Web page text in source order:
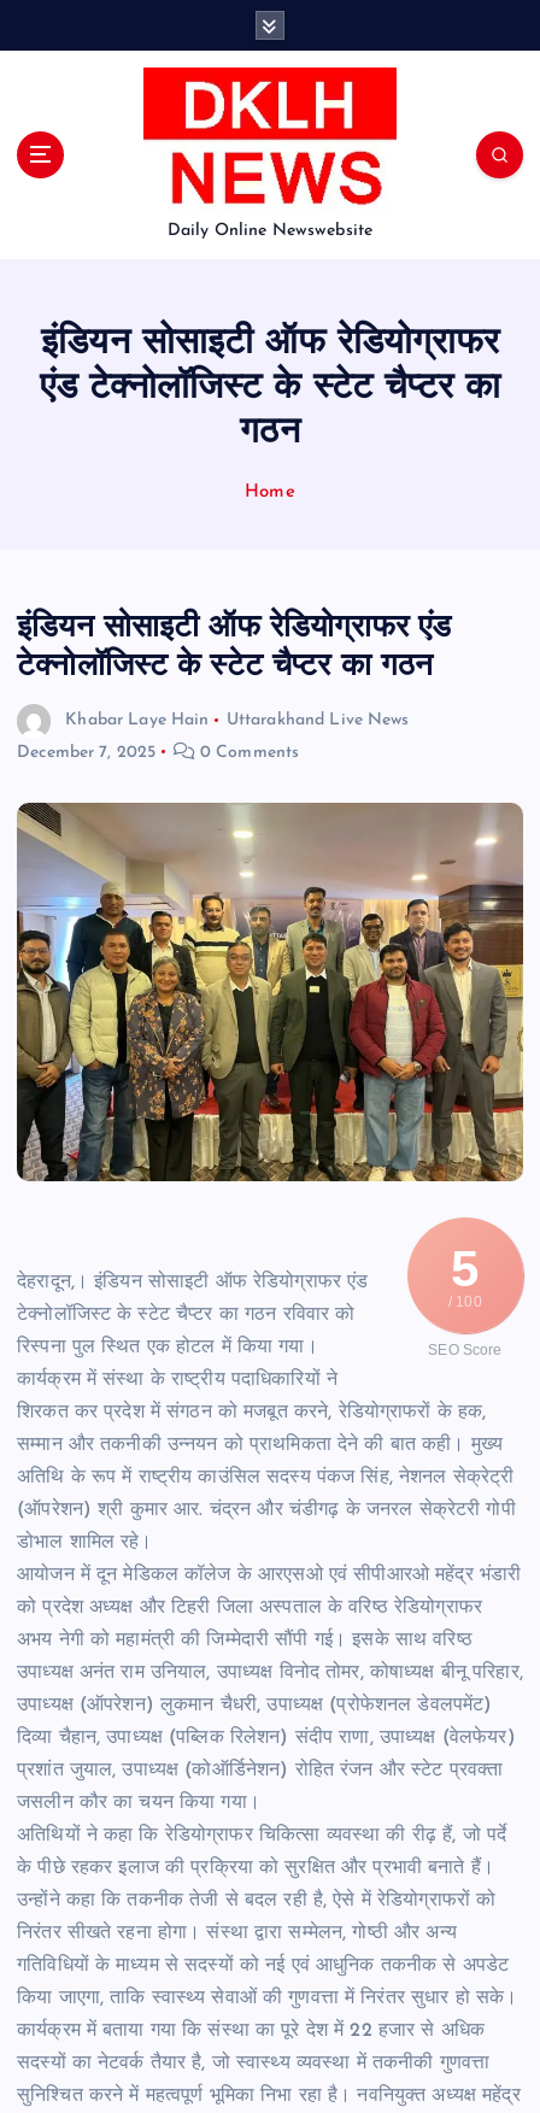
Daily Online Newswebsite
इंडियन सोसाइटी ऑफ रेडियोग्राफर
एंड टेक्नोलॉजिस्ट के स्टेट चैप्टर का
गठन
Home
इंडियन सोसाइटी ऑफ रेडियोग्राफर एंड
टेक्नोलॉजिस्ट के स्टेट चैप्टर का गठन
Khabar Laye Hain
Uttarakhand Live News
December 7, 2025
0 Comments
5
/ 100
SEO Score
देहरादून,। इंडियन सोसाइटी ऑफ रेडियोग्राफर एंड
टेक्नोलॉजिस्ट के स्टेट चैप्टर का गठन रविवार को
रिस्पना पुल स्थित एक होटल में किया गया।
कार्यक्रम में संस्था के राष्ट्रीय पदाधिकारियों ने
शिरकत कर प्रदेश में संगठन को मजबूत करने, रेडियोग्राफरों के हक,
सम्मान और तकनीकी उन्नयन को प्राथमिकता देने की बात कही। मुख्य
अतिथि के रूप में राष्ट्रीय काउंसिल सदस्य पंकज सिंह, नेशनल सेक्रेट्री
(ऑपरेशन) श्री कुमार आर. चंद्रन और चंडीगढ़ के जनरल सेक्रेटरी गोपी
डोभाल शामिल रहे।
आयोजन में दून मेडिकल कॉलेज के आरएसओ एवं सीपीआरओ महेंद्र भंडारी
को प्रदेश अध्यक्ष और टिहरी जिला अस्पताल के वरिष्ठ रेडियोग्राफर
अभय नेगी को महामंत्री की जिम्मेदारी सौंपी गई। इसके साथ वरिष्ठ
उपाध्यक्ष अनंत राम उनियाल, उपाध्यक्ष विनोद तोमर, कोषाध्यक्ष बीनू परिहार,
उपाध्यक्ष (ऑपरेशन) लुकमान चैधरी, उपाध्यक्ष (प्रोफेशनल डेवलपमेंट)
दिव्या चैहान, उपाध्यक्ष (पब्लिक रिलेशन) संदीप राणा, उपाध्यक्ष (वेलफेयर)
प्रशांत जुयाल, उपाध्यक्ष (कोऑर्डिनेशन) रोहित रंजन और स्टेट प्रवक्ता
जसलीन कौर का चयन किया गया।
अतिथियों ने कहा कि रेडियोग्राफर चिकित्सा व्यवस्था की रीढ़ हैं, जो पर्दे
के पीछे रहकर इलाज की प्रक्रिया को सुरक्षित और प्रभावी बनाते हैं।
उन्होंने कहा कि तकनीक तेजी से बदल रही है, ऐसे में रेडियोग्राफरों को
निरंतर सीखते रहना होगा। संस्था द्वारा सम्मेलन, गोष्ठी और अन्य
गतिविधियों के माध्यम से सदस्यों को नई एवं आधुनिक तकनीक से अपडेट
किया जाएगा, ताकि स्वास्थ्य सेवाओं की गुणवत्ता में निरंतर सुधार हो सके।
कार्यक्रम में बताया गया कि संस्था का पूरे देश में 22 हजार से अधिक
सदस्यों का नेटवर्क तैयार है, जो स्वास्थ्य व्यवस्था में तकनीकी गुणवत्ता
सुनिश्चित करने में महत्वपूर्ण भूमिका निभा रहा है। नवनियुक्त अध्यक्ष महेंद्र